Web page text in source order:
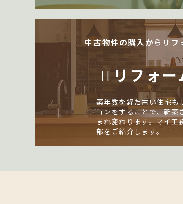
中古物件の購入からリフ
リフォ
築年数を経た古い住宅も
ョンをすることで、新築
まれ変わります。マイ工
部をご紹介します。